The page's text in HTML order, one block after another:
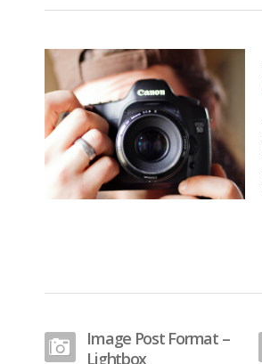
Image Post Format –
Lightbox